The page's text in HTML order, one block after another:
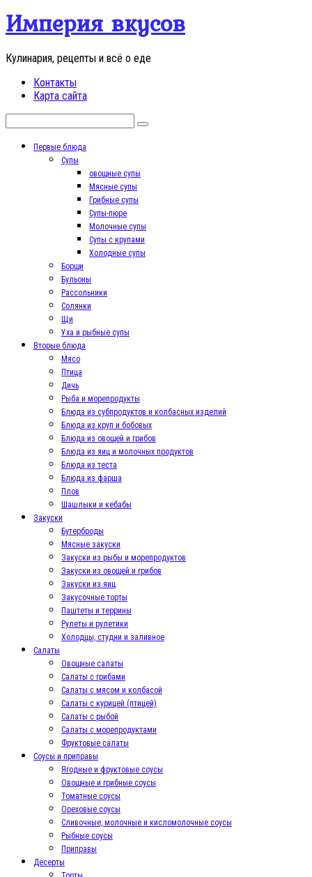
Перейти
контенту
Империя вкусов
Кулинария, рецепты и всё о еде
Контакты
Карта сайта
Первые блюда
Супы
овощные супы
Мясные супы
Грибные супы
Супы-пюре
Молочные супы
Супы с крупами
Холодные супы
Борщи
Бульоны
Рассольники
Солянки
Щи
Уха и рыбные супы
Вторые блюда
Мясо
Птица
Дичь
Рыба и морепродукты
Блюда из субпродуктов и колбасных изделий
Блюда из круп и бобовых
Блюда из овощей и грибов
Блюда из яиц и молочных продуктов
Блюда из теста
Блюда из фарша
Плов
Шашлыки и кебабы
Закуски
Бутерброды
Мясные закуски
Закуски из рыбы и морепродуктов
Закуски из овощей и грибов
Закуски из яиц
Закусочные торты
Паштеты и террины
Рулеты и рулетики
Холодцы, студни и заливное
Салаты
Овощные салаты
Салаты с грибами
Салаты с мясом и колбасой
Салаты с курицей (птицей)
Салаты с рыбой
Салаты с морепродуктами
Фруктовые салаты
Соусы и приправы
Ягодные и фруктовые соусы
Овощные и грибные соусы
Томатные соусы
Ореховые соусы
Сливочные, молочные и кисломолочные соусы
Рыбные соусы
Приправы
Десерты